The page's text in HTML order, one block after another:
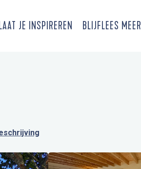
LAAT JE INSPIREREN BLIJFLEES MEER